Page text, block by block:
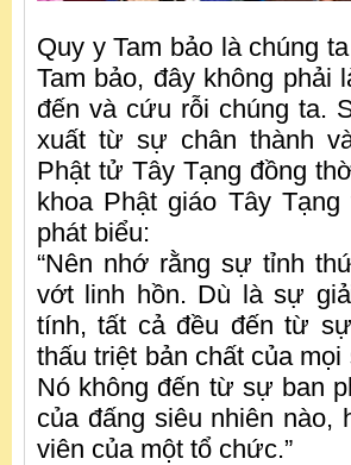
Quy y Tam bảo là chúng
Tam bảo, đây không phải
đến và cứu rỗi chúng ta.
xuất từ sự chân thành
Phật tử Tây Tạng đồng
khoa Phật giáo Tây
phát biểu:
“Nên nhớ rằng sự tỉnh
vớt linh hồn. Dù là sự
tính, tất cả đều đến từ
thấu triệt bản chất của
Nó không đến từ sự ban
của đấng siêu nhiên
viên của một tổ chức.”